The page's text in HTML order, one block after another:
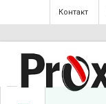
Контакт